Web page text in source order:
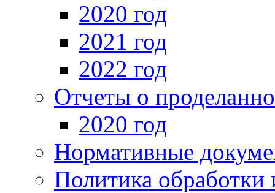
2020 год
2021 год
2022 год
Отчеты о
2020 год
Нормативные
Политика